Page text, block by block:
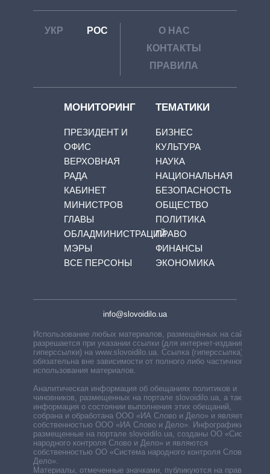
УКР РОС
О НАС
КОНТАКТЫ
ПРАВИЛА
МОНИТОРИНГ
ПРЕЗИДЕНТ И
ОФИС
ВЕРХОВНАЯ
РАДА
КАБИНЕТ
МИНИСТРОВ
ГЛАВЫ
ОБЛАДМИНИСТРАЦИЙ
МЭРЫ
ВСЕ ПЕРСОНЫ
ТЕМАТИКИ
БИЗНЕС
КУЛЬТУРА
НАУКА
НАЦИОНАЛЬНАЯ
БЕЗОПАСНОСТЬ
ОБЩЕСТВО
ПОЛИТИКА
ПРАВО
ФИНАНСЫ
ЭКОНОМИКА
info@slovoidilo.ua
Использование любых материалов, размещённых на сайте,
разрешается при указании ссылки (для интернет-изданий —
гиперссылки) на www.slovoidilo.ua. Ссылка (гиперссылка)
обязательна вне зависимости от полного либо частичного
использования материалов.
Аналитическая информация об обещаниях политиков и
чиновников, размещенных на портале slovoidilo.ua, а также
информация о состоянии выполнения этих обещаний,
собрана и обработана ООО «ИА Слово и Дело» и является
собственностью ООО «ИА Слово и Дело». Инфографики,
размещенные на портале slovoidilo.ua, созданы ОО «Система
народного контроля Слово и Дело» и являются
собственностью ОО «Система народного контроля Слово и
Дело».
Материалы, отмеченные значками, публикуются на правах